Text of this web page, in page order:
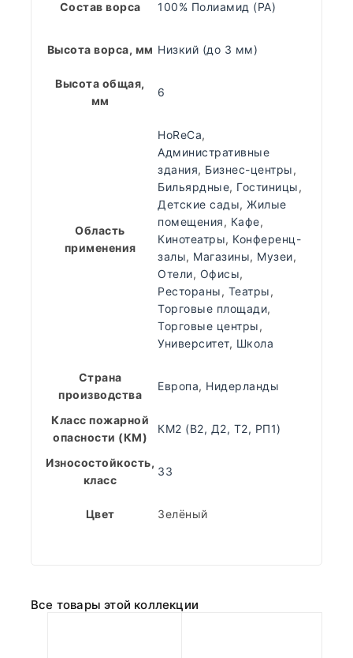
Состав ворса 100% Полиамид (PA)
Высота ворса, мм Низкий (до 3 мм)
Высота общая,
мм
6
Область
применения
HoReCa,
Административные
здания, Бизнес-центры,
Бильярдные, Гостиницы,
Детские сады, Жилые
помещения, Кафе,
Кинотеатры, Конференц-
залы, Магазины, Музеи,
Отели, Офисы,
Рестораны, Театры,
Торговые площади,
Торговые центры,
Университет, Школа
Страна
производства
Европа, Нидерланды
Класс пожарной
опасности (КМ)
КМ2 (В2, Д2, Т2, РП1)
Износостойкость,
класс
33
Цвет Зелёный
Все товары этой коллекции